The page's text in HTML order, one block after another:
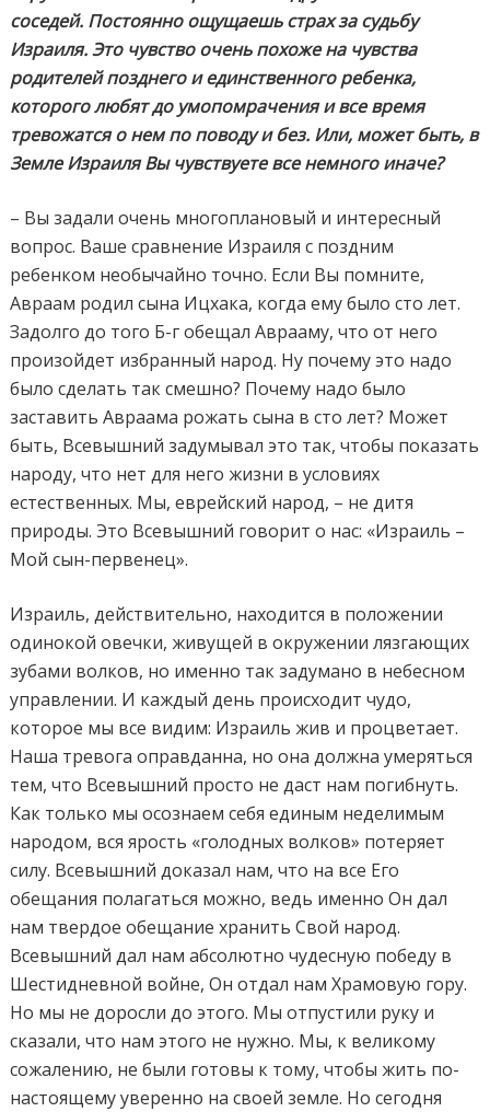
соседей. Постоянно ощущаешь страх за судьбу
Израиля. Это чувство очень похоже на чувства
родителей позднего и единственного ребенка,
которого любят до умопомрачения и все время
тревожатся о нем по поводу и без. Или, может быть, в
Земле Израиля Вы чувствуете все немного иначе?
– Вы задали очень многоплановый и интересный
вопрос. Ваше сравнение Израиля с поздним
ребенком необычайно точно. Если Вы помните,
Авраам родил сына Ицхака, когда ему было сто лет.
Задолго до того Б-г обещал Аврааму, что от него
произойдет избранный народ. Ну почему это надо
было сделать так смешно? Почему надо было
заставить Авраама рожать сына в сто лет? Может
быть, Всевышний задумывал это так, чтобы показать
народу, что нет для него жизни в условиях
естественных. Мы, еврейский народ, – не дитя
природы. Это Всевышний говорит о нас: «Израиль –
Мой сын-первенец».
Израиль, действительно, находится в положении
одинокой овечки, живущей в окружении лязгающих
зубами волков, но именно так задумано в небесном
управлении. И каждый день происходит чудо,
которое мы все видим: Израиль жив и процветает.
Наша тревога оправданна, но она должна умеряться
тем, что Всевышний просто не даст нам погибнуть.
Как только мы осознаем себя единым неделимым
народом, вся ярость «голодных волков» потеряет
силу. Всевышний доказал нам, что на все Его
обещания полагаться можно, ведь именно Он дал
нам твердое обещание хранить Свой народ.
Всевышний дал нам абсолютно чудесную победу в
Шестидневной войне, Он отдал нам Храмовую гору.
Но мы не доросли до этого. Мы отпустили руку и
сказали, что нам этого не нужно. Мы, к великому
сожалению, не были готовы к тому, чтобы жить по-
настоящему уверенно на своей земле. Но сегодня